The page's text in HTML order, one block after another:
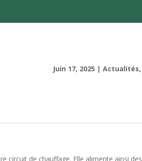
Juin 17, 2025 | Actualités,
circuit de chauffage. Elle alimente ainsi des